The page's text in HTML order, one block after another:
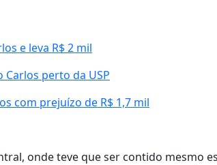
e leva R$ 2 mil
perto da USP
com prejuízo de R$ 1,7 mil
onde teve que ser contido mesmo